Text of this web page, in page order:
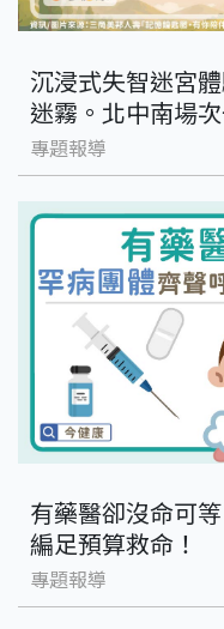
沉浸式失智迷宮
迷霧。北中南場
專題報導
有藥醫卻沒命可
編足預算救命！
專題報導